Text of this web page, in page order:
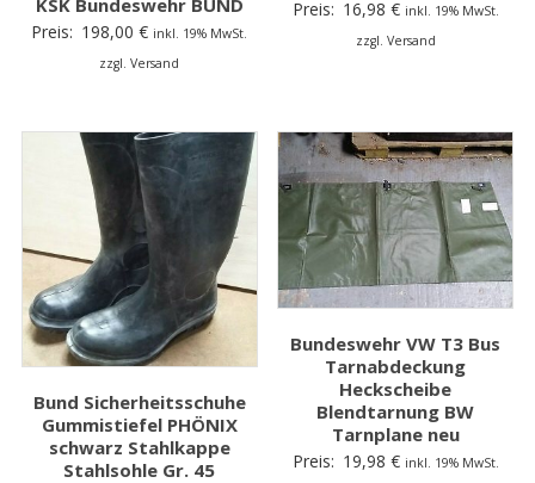
KSK Bundeswehr BUND
Preis: 198,00€ inkl. 19% MwSt.
zzgl. Versand
Preis: 16,98 € inkl. 19% MwSt.
zzgl. Versand
Bund Sicherheitsschuhe
Gummistiefel PHÖNIX
schwarz Stahlkappe
Stahlsohle Gr. 45
Bundeswehr VW T3 Bus
Tarnabdeckung
Heckscheibe
Blendtarnung BW
Tarnplane neu
Preis: 19,98 € inkl. 19% MwSt.